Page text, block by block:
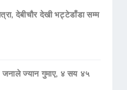
देबीचौर देखी भट्टेडाँडा सम्म
जनाले ज्यान गुमाए, ४ सय ४५